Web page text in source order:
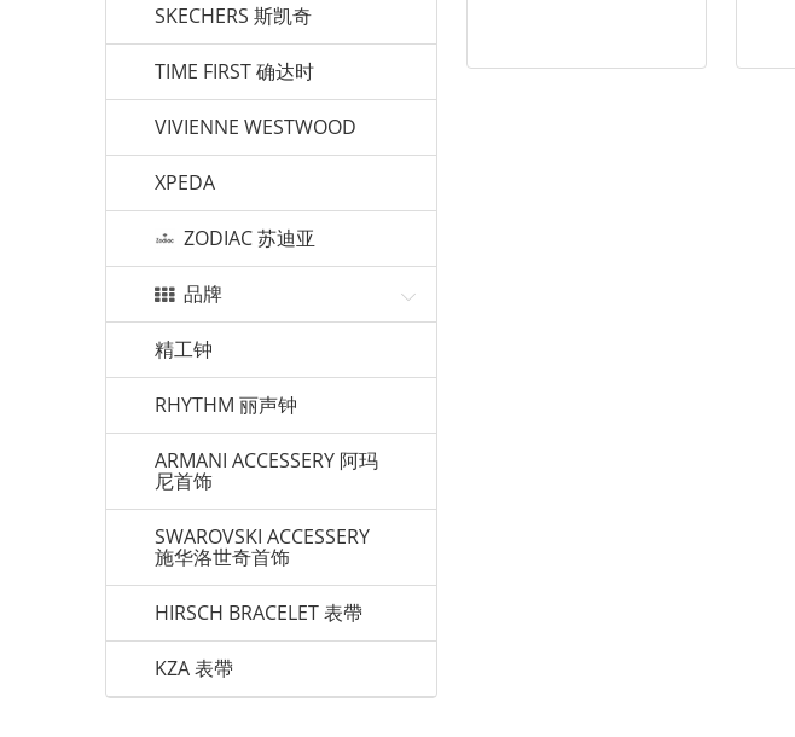
SKECHERS 斯凯奇
TIME FIRST 确达时
VIVIENNE WESTWOOD
XPEDA
ZODIAC 苏迪亚
品牌
精工钟
RHYTHM 丽声钟
ARMANI ACCESSERY 阿玛
尼首饰
SWAROVSKI ACCESSERY
施华洛世奇首饰
HIRSCH BRACELET 表帶
KZA 表帶